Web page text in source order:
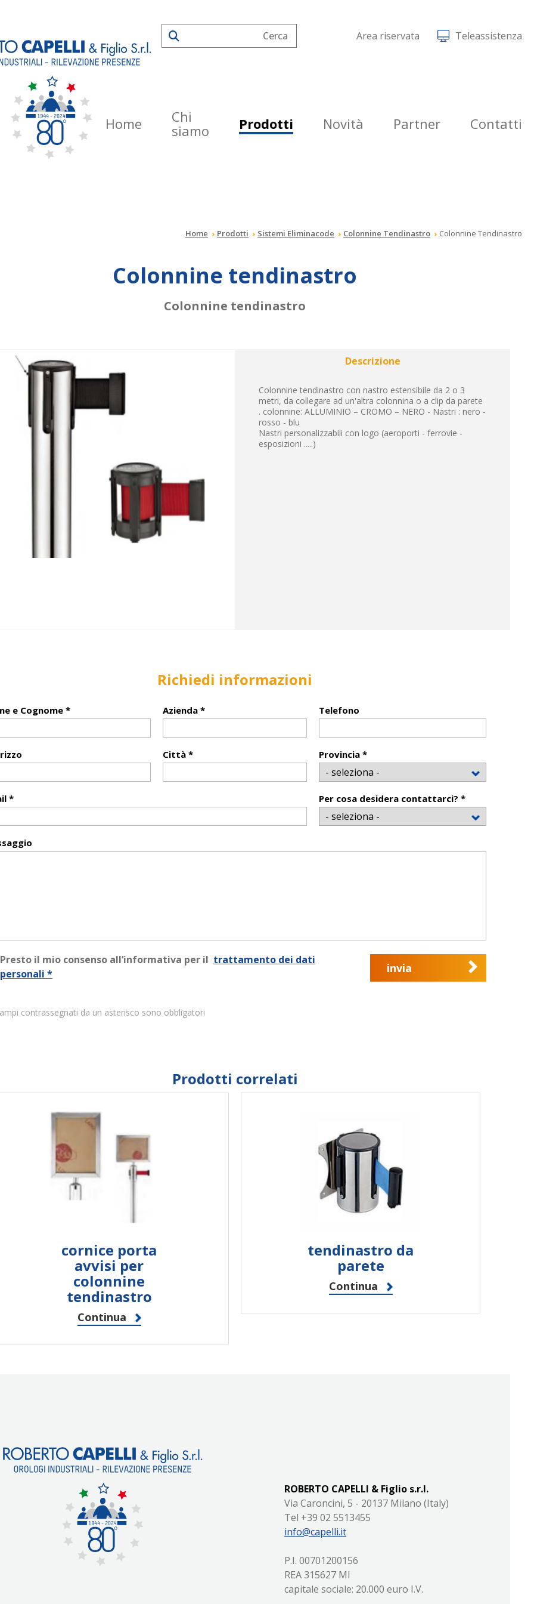
Area riservata Teleassistenza
Home
Chi
siamo
Prodotti Novità Partner Contatti
Home Prodotti Sistemi Eliminacode Colonnine Tendinastro Colonnine Tendinastro
Colonnine tendinastro
Colonnine tendinastro
Descrizione
Colonnine tendinastro con nastro estensibile da 2 o 3
metri, da collegare ad un'altra colonnina o a clip da parete
. colonnine: ALLUMINIO – CROMO – NERO - Nastri : nero -
rosso - blu
Nastri personalizzabili con logo (aeroporti - ferrovie -
esposizioni .....)
Richiedi informazioni
e Cognome * Azienda * Telefono
Città * Provincia *
* Per cosa desidera contattarci? *
Presto il mio consenso all’informativa per il trattamento dei dati
personali *
invia
contrassegnati da un asterisco sono obbligatori
Prodotti correlati
cornice porta
avvisi per
colonnine
tendinastro
Continua
tendinastro da
parete
Continua
ROBERTO CAPELLI & Figlio s.r.l.
Via Caroncini, 5 - 20137 Milano (Italy)
Tel +39 02 5513455
info@capelli.it
P.I. 00701200156
REA 315627 MI
capitale sociale: 20.000 euro I.V.